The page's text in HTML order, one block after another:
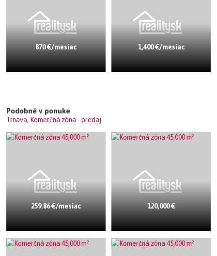
870 €/mesiac 1,400 €/mesiac
Podobné v ponuke
Trnava, Komerčná zóna - predaj
259.86 €/mesiac 120,000 €